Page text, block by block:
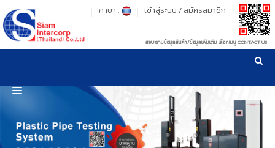
รู้ลึก รู้จริง เรื่องเครื่องมือทดสอบวัสดุ ! ยืน 1 เรื่องมาตรฐานการให้บริการ
เข้าสู่ระบบ / สมัครสมาชิก
ภาษา :
สอบถามข้อมูลสินค้า/ข้อมูลเพิ่มเติม เลือกเมนู CONTACT US
HOME